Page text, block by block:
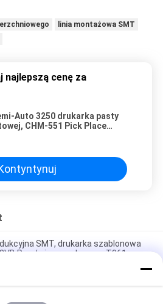
linia montażowa SMT
najlepszą cenę za
Auto 3250 drukarka pasty
CHM-551 Pick Place
SMT, drukarka szablonowa
Pnp / piec rozpływowy T961
precyzji Mała linia produkcyjna
IC